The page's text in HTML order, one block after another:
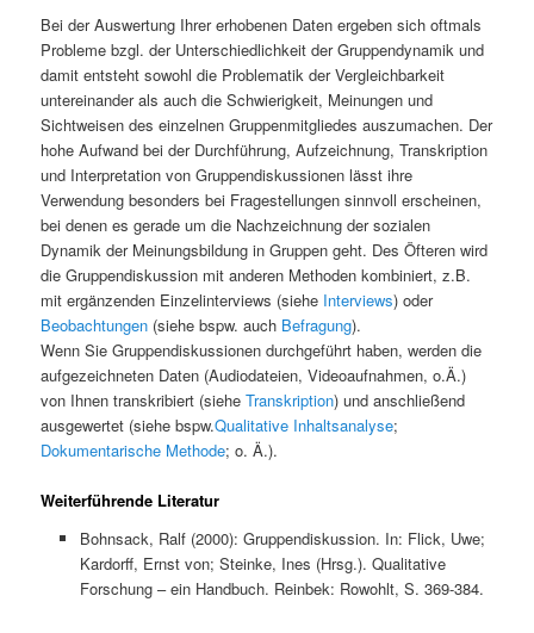
Bei der Auswertung Ihrer erhobenen Daten ergeben sich oftmals
Probleme bzgl. der Unterschiedlichkeit der Gruppendynamik und
damit entsteht sowohl die Problematik der Vergleichbarkeit
untereinander als auch die Schwierigkeit, Meinungen und
Sichtweisen des einzelnen Gruppenmitgliedes auszumachen. Der
hohe Aufwand bei der Durchführung, Aufzeichnung, Transkription
und Interpretation von Gruppendiskussionen lässt ihre
Verwendung besonders bei Fragestellungen sinnvoll erscheinen,
bei denen es gerade um die Nachzeichnung der sozialen
Dynamik der Meinungsbildung in Gruppen geht. Des Öfteren wird
die Gruppendiskussion mit anderen Methoden kombiniert, z.B.
mit ergänzenden Einzelinterviews (siehe Interviews) oder
Beobachtungen (siehe bspw. auch Befragung).
Wenn Sie Gruppendiskussionen durchgeführt haben, werden die
aufgezeichneten Daten (Audiodateien, Videoaufnahmen, o.Ä.)
von Ihnen transkribiert (sieheTranskription) und anschließend
ausgewertet (siehe bspw.Qualitative Inhaltsanalyse;
Dokumentarische Methode; o. Ä.).
Weiterführende Literatur
Bohnsack, Ralf (2000): Gruppendiskussion. In: Flick, Uwe;
Kardorff, Ernst von; Steinke, Ines (Hrsg.). Qualitative
Forschung – ein Handbuch. Reinbek: Rowohlt, S. 369-384.